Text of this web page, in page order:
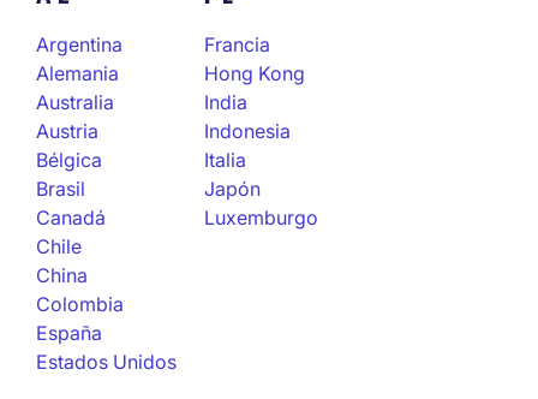
Argentina
Alemania
Australia
Austria
Bélgica
Brasil
Canadá
Chile
China
Colombia
España
Estados Unidos
Francia
Hong Kong
India
Indonesia
Italia
Japón
Luxemburgo